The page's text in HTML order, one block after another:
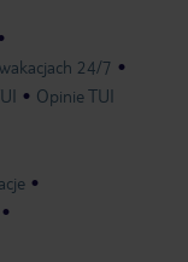
24/7
Opinie TUI